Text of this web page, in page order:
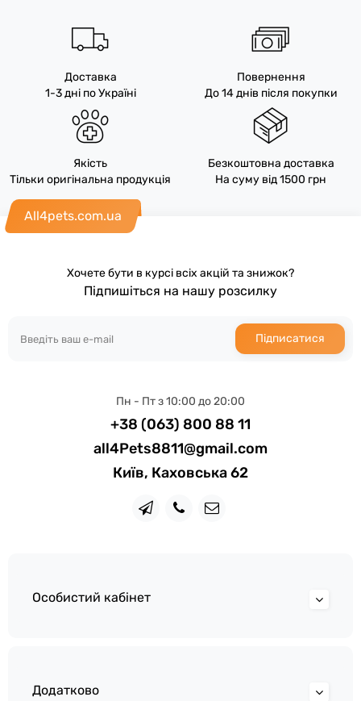
Доставка
1-3 дні по Україні
Повернення
До 14 днів після покупки
Якість
Тільки оригінальна продукція
Безкоштовна доставка
На суму від 1500 грн
All4pets.com.ua
Хочете бути в курсі всіх акцій та знижок?
Підпишіться на нашу розсилку
Підписатися
Пн - Пт з 10:00 до 20:00
+38 (063) 800 88 11
all4Pets8811@gmail.com
Київ, Каховська 62
Особистий кабінет
Додатково